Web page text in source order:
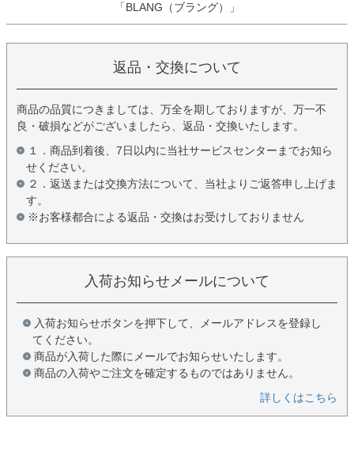
「BLANG（ブラング）」
返品・交換について
商品の品質につきましては、万全を期しておりますが、万一不
良・破損などがございましたら、返品・交換いたします。
１．商品到着後、7日以内に当社サービスセンターまでお知ら
せください。
２．返送または交換方法について、当社よりご返答申し上げま
す。
※お客様都合による返品・交換はお受けしておりません
入荷お知らせメールについて
入荷お知らせボタンを押下して、メールアドレスを登録し
てください。
商品が入荷した際にメールでお知らせいたします。
商品の入荷やご注文を確定するものではありません。
詳しくはこちら